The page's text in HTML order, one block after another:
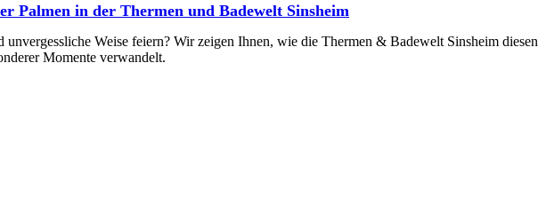
Palmen in der Thermen und Badewelt Sinsheim
unvergessliche Weise feiern? Wir zeigen Ihnen, wie die Thermen & Badewelt Sinsheim diesen
Momente verwandelt.